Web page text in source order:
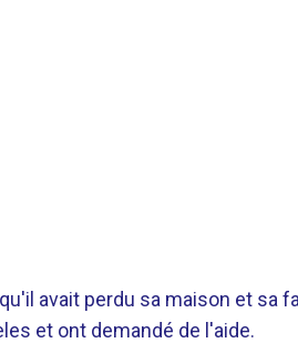
avait perdu sa maison et sa
et ont demandé de l'aide.